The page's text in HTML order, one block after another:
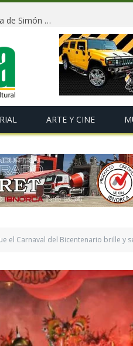
Conmemorarán la independencia de Bolivia y la llegada de Simón Bolívar con un tradicional «Gran Baile de Antaño» en La Paz
ARTE Y CINE
el Carnaval del Bicentenario brille y